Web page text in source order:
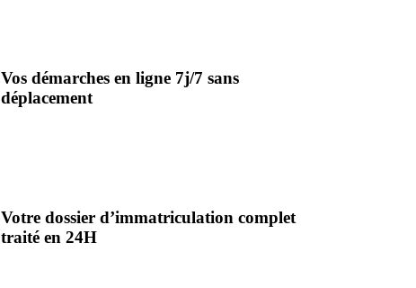
Vos démarches en ligne 7j/7 sans
déplacement
Votre dossier d’immatriculation complet
traité en 24H